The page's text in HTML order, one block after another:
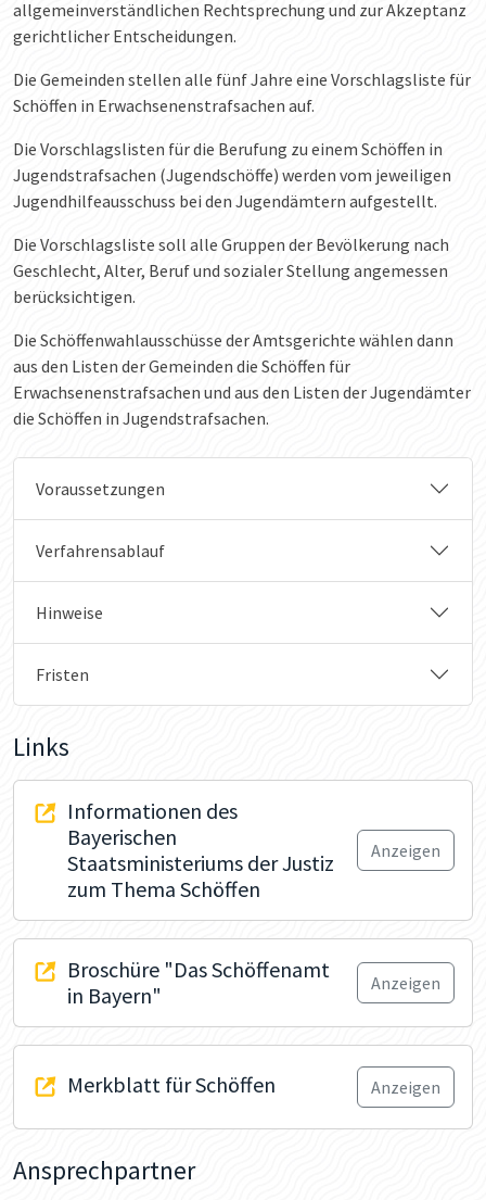
allgemeinverständlichen Rechtsprechung und zur Akzeptanz
gerichtlicher Entscheidungen.
Die Gemeinden stellen alle fünf Jahre eine Vorschlagsliste für
Schöffen in Erwachsenenstrafsachen auf.
Die Vorschlagslisten für die Berufung zu einem Schöffen in
Jugendstrafsachen (Jugendschöffe) werden vom jeweiligen
Jugendhilfeausschuss bei den Jugendämtern aufgestellt.
Die Vorschlagsliste soll alle Gruppen der Bevölkerung nach
Geschlecht, Alter, Beruf und sozialer Stellung angemessen
berücksichtigen.
Die Schöffenwahlausschüsse der Amtsgerichte wählen dann
aus den Listen der Gemeinden die Schöffen für
Erwachsenenstrafsachen und aus den Listen der Jugendämter
die Schöffen in Jugendstrafsachen.
Voraussetzungen
Verfahrensablauf
Hinweise
Fristen
Links
Informationen des
Bayerischen
Staatsministeriums der Justiz
zum Thema Schöffen
Anzeigen
Broschüre "Das Schöffenamt
in Bayern"
Anzeigen
Merkblatt für Schöffen Anzeigen
Ansprechpartner